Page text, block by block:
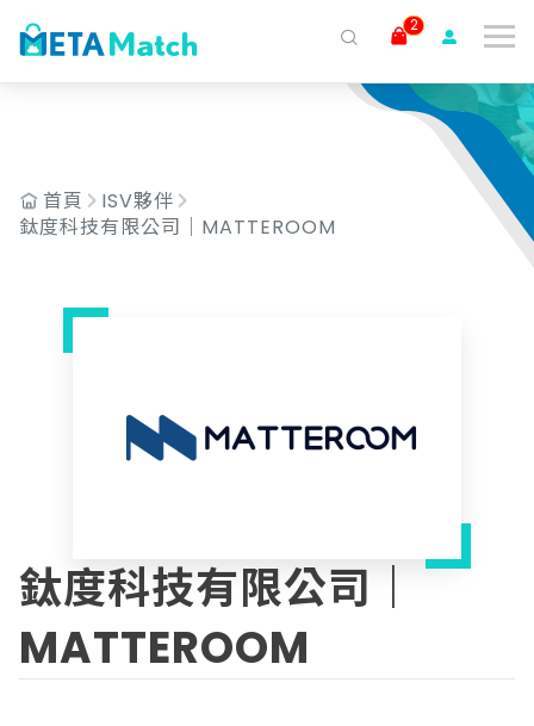
搜尋
2
首頁
ISV夥伴
鈦度科技有限公司｜MATTEROOM
鈦度科技有限公司｜
MATTEROOM